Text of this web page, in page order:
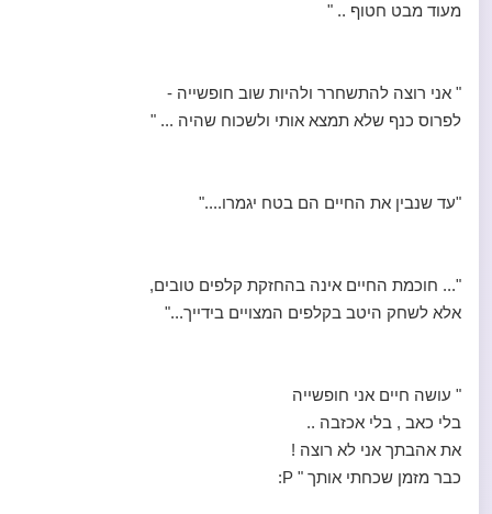
מעוד מבט חטוף .. "
" אני רוצה להתשחרר ולהיות שוב חופשייה -
לפרוס כנף שלא תמצא אותי ולשכוח שהיה ... "
"עד שנבין את החיים הם בטח יגמרו...."
"... חוכמת החיים אינה בהחזקת קלפים טובים,
אלא לשחק היטב בקלפים המצויים בידייך..."
" עושה חיים אני חופשייה
בלי כאב , בלי אכזבה ..
את אהבתך אני לא רוצה !
כבר מזמן שכחתי אותך " P: